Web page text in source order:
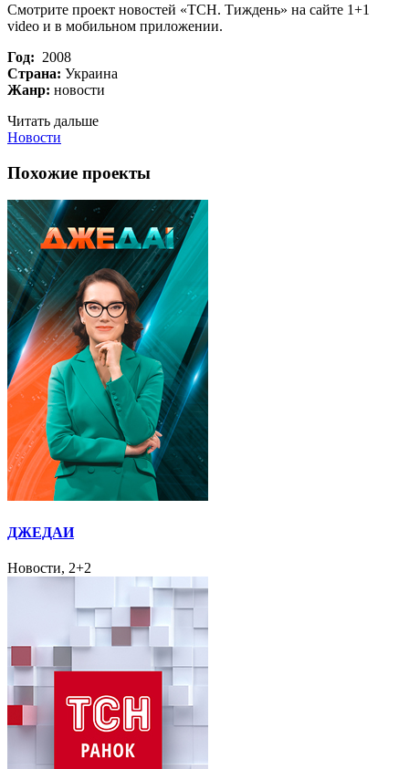
Смотрите проект новостей «ТСН. Тиждень» на сайте 1+1
video и в мобильном приложении.
Год: 2008
Страна: Украина
Жанр: новости
Читать дальше
Новости
Похожие проекты
ДЖЕДАИ
Новости, 2+2